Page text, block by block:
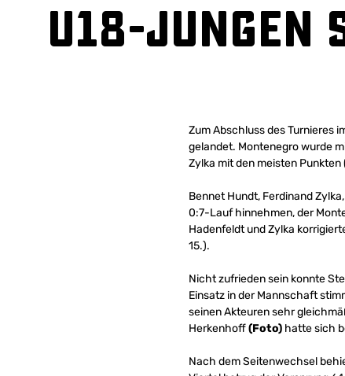
U18-
Zum Abschluss des Turnieres
gelandet. Montenegro wurde
Zylka mit den meisten
Bennet Hundt, Ferdinand
0:7-Lauf hinnehmen, der
Hadenfeldt und Zylka
15.).
Nicht zufrieden sein konnte
Einsatz in der Mannschaft
seinen Akteuren sehr
Herkenhoff(Foto) hatte sich
Nach dem Seitenwechsel